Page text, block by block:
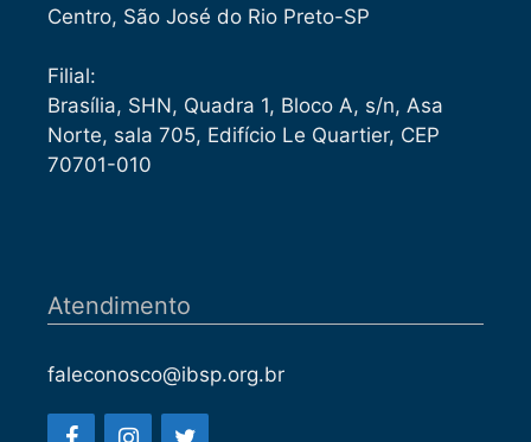
Centro, São José do Rio Preto-SP
Filial:
Brasília, SHN, Quadra 1, Bloco A, s/n, Asa
Norte, sala 705, Edifício Le Quartier, CEP
70701-010
Atendimento
faleconosco@ibsp.org.br